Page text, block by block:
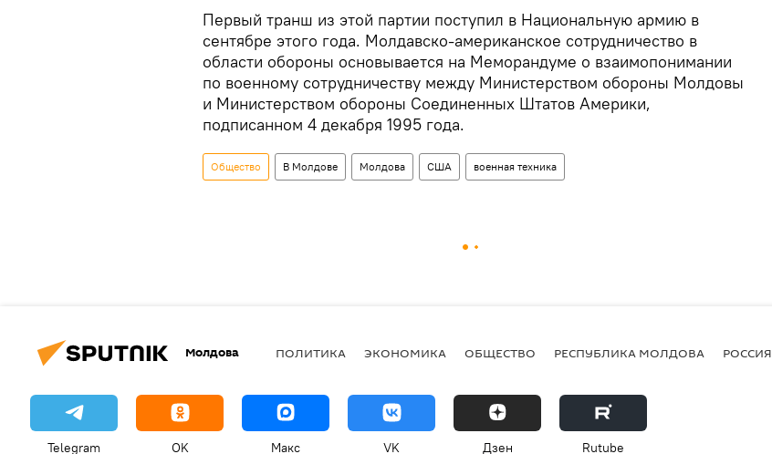
Первый транш из этой партии поступил в Национальную армию в
сентябре этого года. Молдавско-американское сотрудничество в
области обороны основывается на Меморандуме о взаимопонимании
по военному сотрудничеству между Министерством обороны Молдовы
и Министерством обороны Соединенных Штатов Америки,
подписанном 4 декабря 1995 года.
Общество В Молдове Молдова США военная техника
Молдова ПОЛИТИКА ЭКОНОМИКА ОБЩЕСТВО РЕСПУБЛИКА МОЛДОВА РОССИЯ
Telegram OK Макс VK Дзен Rutube